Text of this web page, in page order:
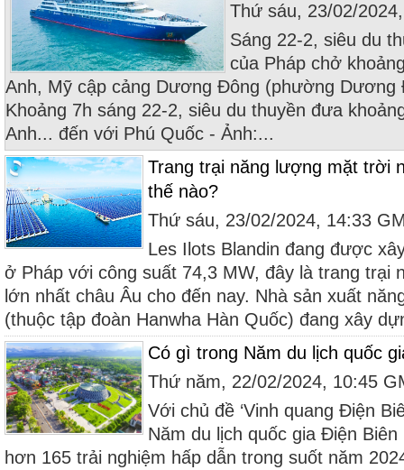
Thứ sáu, 23/02/
Sáng 22-2, siêu du
của Pháp chở
Anh, Mỹ cập cảng Dương Đông (phường
Khoảng 7h sáng 22-2, siêu du thuyền đưa
Anh... đến với Phú Quốc - Ảnh:...
Trang trại năng lượng mặt trời
thế nào?
Thứ sáu, 23/02/2024, 14:33
Les Ilots Blandin đang được
ở Pháp với công suất 74,3 MW, đây là trang trại
lớn nhất châu Âu cho đến nay. Nhà sản xuất
(thuộc tập đoàn Hanwha Hàn Quốc) đang xây
Có gì trong Năm du lịch quốc
Thứ năm, 22/02/2024, 10:45
Với chủ đề ‘Vinh quang Điện
Năm du lịch quốc gia Điện
hơn 165 trải nghiệm hấp dẫn trong suốt năm